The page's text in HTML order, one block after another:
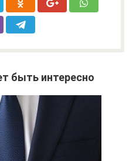
быть интересно